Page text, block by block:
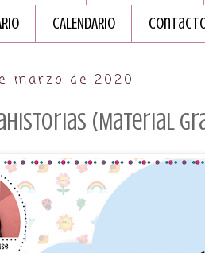
CALENDARIO
marzo de 2020
(Material